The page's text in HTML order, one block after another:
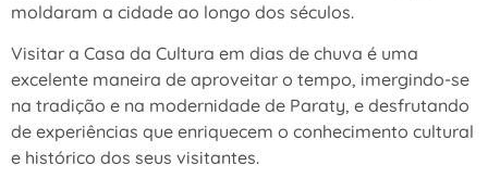
moldaram a cidade ao longo dos séculos.
Visitar a Casa da Cultura em dias de chuva é uma
excelente maneira de aproveitar o tempo, imergindo-se
na tradição e na modernidade de Paraty, e desfrutando
de experiências que enriquecem o conhecimento cultural
e histórico dos seus visitantes.